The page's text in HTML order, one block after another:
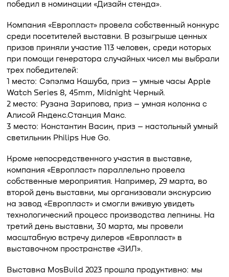
победил в номинации «Дизайн стенда».
Компания «Европласт» провела собственный конкурс
среди посетителей выставки. В розыгрыше ценных
призов приняли участие 113 человек, среди которых
при помощи генератора случайных чисел мы выбрали
трех победителей:
1 место: Сэпэлма Кашуба, приз – умные часы Apple
Watch Series 8, 45mm, Midnight Черный.
2 место: Рузана Зарипова, приз – умная колонка с
Алисой Яндекс.Станция Макс.
3 место: Константин Васин, приз – настольный умный
светильник Philips Hue Go.
Кроме непосредственного участия в выставке,
компания «Европласт» параллельно провела
собственные мероприятия. Например, 29 марта, во
второй день выставки, мы организовали экскурсию
на завод «Европласт» и смогли вживую увидеть
технологический процесс производства лепнины. На
третий день выставки, 30 марта, мы провели
масштабную встречу дилеров «Европласт» в
выставочном пространстве «ЗИЛ».
Выставка MosBuild 2023 прошла продуктивно: мы